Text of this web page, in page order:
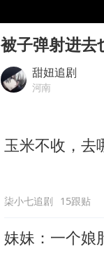
被子弹射进去
甜妞追剧
河南
玉米不收，去
柒小七追剧 15跟贴
妹妹：一个娘